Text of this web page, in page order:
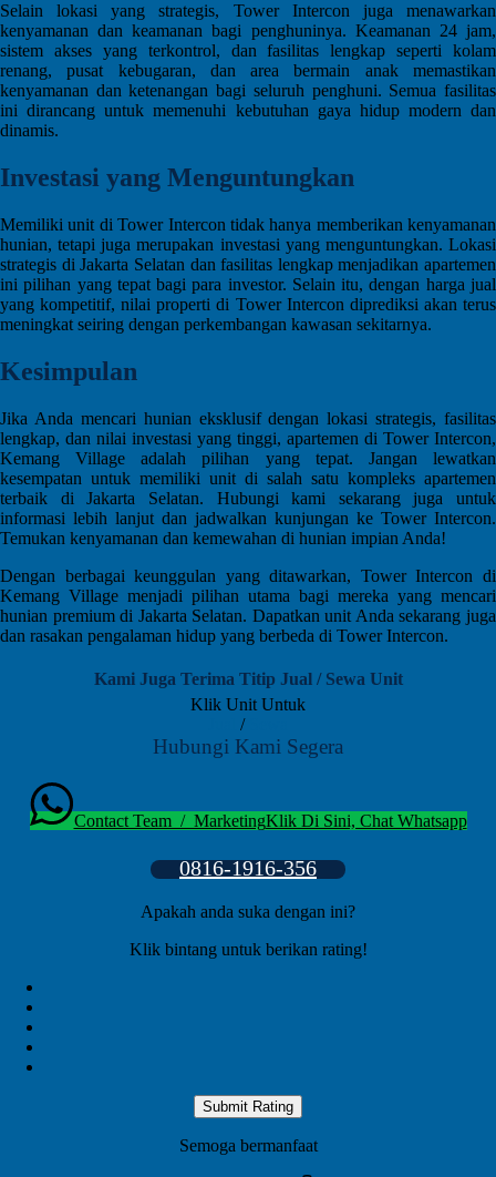
Selain lokasi yang strategis, Tower Intercon juga menawarkan
kenyamanan dan keamanan bagi penghuninya. Keamanan 24 jam,
sistem akses yang terkontrol, dan fasilitas lengkap seperti kolam
renang, pusat kebugaran, dan area bermain anak memastikan
kenyamanan dan ketenangan bagi seluruh penghuni. Semua fasilitas
ini dirancang untuk memenuhi kebutuhan gaya hidup modern dan
dinamis.
Investasi yang Menguntungkan
Memiliki unit di Tower Intercon tidak hanya memberikan kenyamanan
hunian, tetapi juga merupakan investasi yang menguntungkan. Lokasi
strategis di Jakarta Selatan dan fasilitas lengkap menjadikan apartemen
ini pilihan yang tepat bagi para investor. Selain itu, dengan harga jual
yang kompetitif, nilai properti di Tower Intercon diprediksi akan terus
meningkat seiring dengan perkembangan kawasan sekitarnya.
Kesimpulan
Jika Anda mencari hunian eksklusif dengan lokasi strategis, fasilitas
lengkap, dan nilai investasi yang tinggi, apartemen di Tower Intercon,
Kemang Village adalah pilihan yang tepat. Jangan lewatkan
kesempatan untuk memiliki unit di salah satu kompleks apartemen
terbaik di Jakarta Selatan. Hubungi kami sekarang juga untuk
informasi lebih lanjut dan jadwalkan kunjungan ke Tower Intercon.
Temukan kenyamanan dan kemewahan di hunian impian Anda!
Dengan berbagai keunggulan yang ditawarkan, Tower Intercon di
Kemang Village menjadi pilihan utama bagi mereka yang mencari
hunian premium di Jakarta Selatan. Dapatkan unit Anda sekarang juga
dan rasakan pengalaman hidup yang berbeda di Tower Intercon.
Kami Juga Terima Titip Jual / Sewa Unit
Klik Unit Untuk
/
Hubungi Kami Segera
Contact Team / MarketingKlik Di Sini, Chat Whatsapp
0816-1916-356
Apakah anda suka dengan ini?
Klik bintang untuk berikan rating!
Submit Rating
Semoga bermanfaat